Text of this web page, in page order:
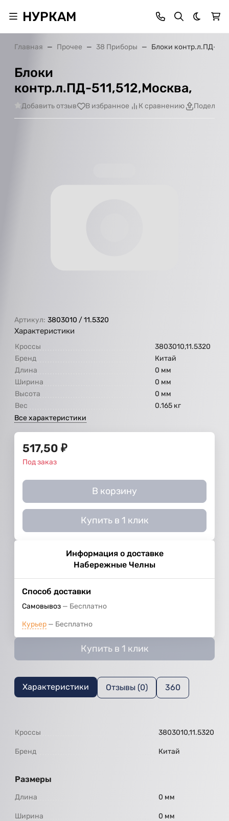
НУРКАМ Темная
Главная Прочее 38 Приборы Блоки контр.л.ПД-
Блоки
контр.л.ПД-511,512,Москва,
Добавить отзыв В избранное К сравнению
Артикул: 3803010 / 11.5320
Характеристики
Кроссы
3803010,11.5320
Бренд
Китай
Длина
0 мм
Ширина
0 мм
Высота
0 мм
Вес
0.165 кг
Все характеристики
517,50 ₽
Под заказ
В корзину
Купить в 1 клик
Информация о доставке
Набережные Челны
Способ доставки
Самовывоз Бесплатно
Курьер Бесплатно
Купить в 1 клик
Характеристики Отзывы (0) 360
Кроссы 3803010,11.5320
Бренд Китай
Размеры
Длина 0 мм
Ширина 0 мм